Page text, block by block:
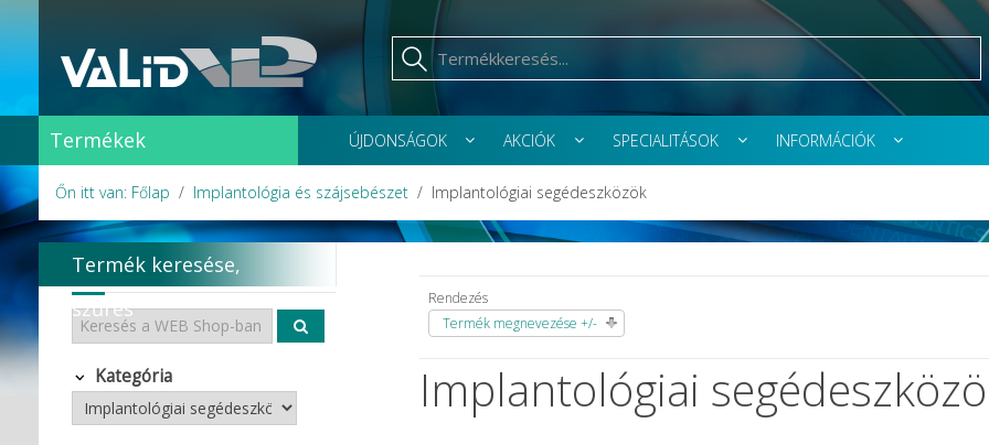
Termékek ÚJDONSÁGOK AKCIÓK SPECIALITÁSOK INFORMÁCIÓK
Őn itt van: Főlap Implantológia és szájsebészet Implantológiai segédeszközök
Rendezés
Termék megnevezése +/-
Implantológiai
Termék keresése,
szűrés
Kategória